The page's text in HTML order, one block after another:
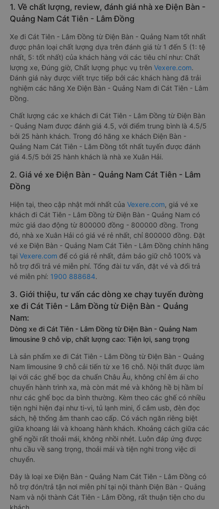
1. Về chất lượng, review, đánh giá nhà xe Điện Bàn -
Quảng Nam Cát Tiên - Lâm Đồng
Xe đi Cát Tiên - Lâm Đồng từ Điện Bàn - Quảng Nam tốt nhất
được phân loại chất lượng dựa trên đánh giá từ 1 đến 5 (1: tệ
nhất, 5: tốt nhất) của khách hàng với các tiêu chí như: Chất
lượng xe, Đúng giờ, Chất lượng phục vụ trên Vexere.com.
Đánh giá này được viết trực tiếp bởi các khách hàng đã trải
nghiệm các hãng Xe Điện Bàn - Quảng Nam đi Cát Tiên - Lâm
Đồng.
Chất lượng các xe khách đi Cát Tiên - Lâm Đồng từ Điện Bàn
- Quảng Nam được đánh giá 4.5, với điểm trung bình là 4.5/5
bởi 25 hành khách. Trong đó hãng xe khách Điện Bàn -
Quảng Nam Cát Tiên - Lâm Đồng tốt nhất tuyến được đánh
giá 4.5/5 bởi 25 hành khách là nhà xe Xuân Hải.
2. Giá vé xe Điện Bàn - Quảng Nam Cát Tiên - Lâm
Đồng
Hiện tại, theo cập nhật mới nhất của Vexere.com, giá vé xe
khách đi Cát Tiên - Lâm Đồng từ Điện Bàn - Quảng Nam có
mức giá dao động từ 800000 đồng - 800000 đồng. Trong
đó, nhà xe Xuân Hải có giá vé rẻ nhất, chỉ 800000 đồng. Đặt
vé xe Điện Bàn - Quảng Nam Cát Tiên - Lâm Đồng chính hãng
tại Vexere.com để có giá rẻ nhất, đảm bảo giữ chỗ 100% và
hỗ trợ đổi trả vé miễn phí. Tổng đài tư vấn, đặt vé và đổi trả
vé miễn phí: 1900 888684.
3. Giới thiệu, tư vấn các dòng xe chạy tuyến đường
xe đi Cát Tiên - Lâm Đồng từ Điện Bàn - Quảng
Nam:
Dòng xe đi Cát Tiên - Lâm Đồng từ Điện Bàn - Quảng Nam
limousine 9 chỗ vip, chất lượng cao: Tiện lợi, sang trọng
Là sản phẩm xe đi Cát Tiên - Lâm Đồng từ Điện Bàn - Quảng
Nam limousine 9 chỗ cải tiến từ xe 16 chỗ. Nội thất được làm
lại với các ghế bọc da chuẩn Châu Âu, không chỉ êm ái cho
chuyến hành trình xa, mà còn mát mẻ và không hề bị hầm bí
như các ghế bọc da bình thường. Kèm theo các ghế có nhiều
tiện nghi hiện đại như ti-vi, tủ lạnh mini, ổ cắm usb, đèn đọc
sách, hệ thống âm thanh cao cấp. Có vách ngăn riêng biệt
giữa khoang lái và khoang hành khách. Khoảng cách giữa các
ghế ngồi rất thoải mái, không nhồi nhét. Luôn đáp ứng được
nhu cầu về sang trọng, thoải mái và tiện nghi trong việc di
chuyển.
Đây là loại xe Điện Bàn - Quảng Nam Cát Tiên - Lâm Đồng có
hỗ trợ đón/trả tận nơi miễn phí tại nội thành Điện Bàn - Quảng
Nam và nội thành Cát Tiên - Lâm Đồng, rất thuận tiện cho du
khách.